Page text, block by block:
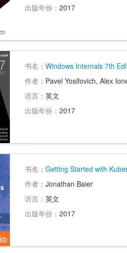
出版年份： 2017
书名： Windows Internals 7th
作者： Pavel Yosifovich, Alex
语言： 英文
出版年份： 2017
书名： Getting Started with
作者： Jonathan Baier
语言： 英文
出版年份： 2017